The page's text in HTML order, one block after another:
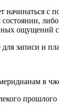
начинаться с
ощущений
записи и
в
прошлого